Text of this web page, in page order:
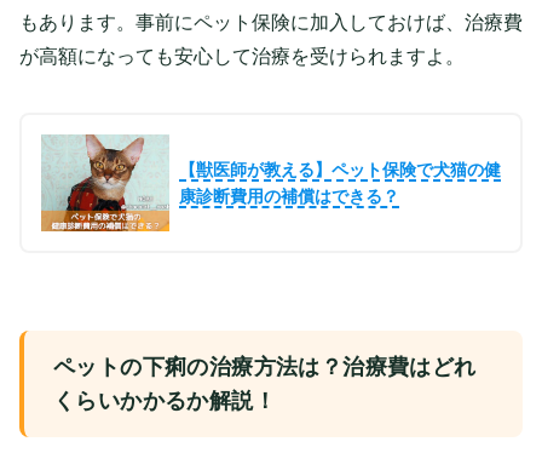
もあります。事前にペット保険に加入しておけば、治療費
が高額になっても安心して治療を受けられますよ。
【獣医師が教える】ペット保険で犬猫の健
康診断費用の補償はできる？
ペットの下痢の治療方法は？治療費はどれ
くらいかかるか解説！